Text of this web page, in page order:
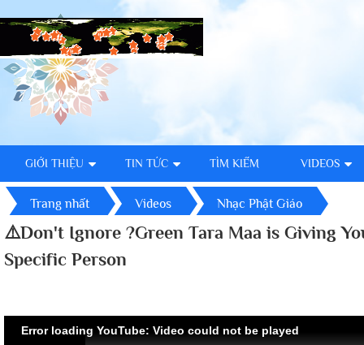
GIỚI THIỆU TIN TỨC TÌM KIẾM VIDEOS
Trang nhất Videos Nhạc Phật Giáo
⚠️Don't Ignore ?Green Tara Maa is Giving
Specific Person
Error loading YouTube: Video could not be played